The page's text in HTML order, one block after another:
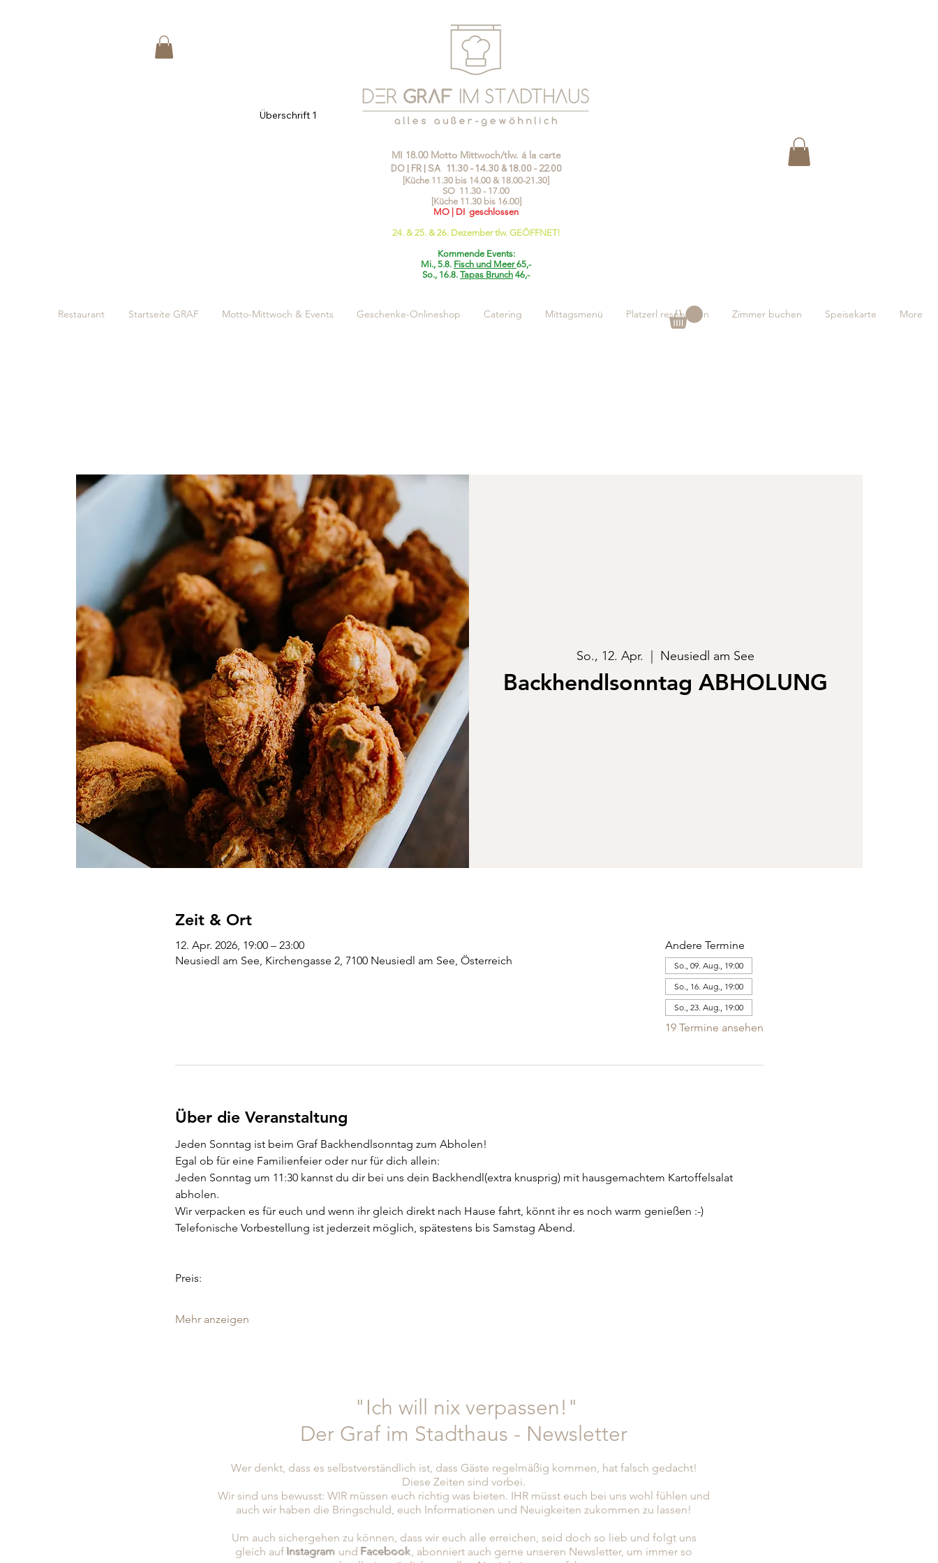
MI 18.00 Motto Mittwoch/tlw. á la carte
DO | FR | SA 11.30 - 14.30 & 18.00 - 22.00
[Küche 11.30 bis 14.00 & 18.00-21.30]
SO 11.30 - 17.00
[Küche 11.30 bis 16.00]
MO | DI geschlossen
24. & 25. & 26. Dezember tlw. GEÖFFNET!
Kommende Events:
Mi., 5.8. Fisch und Meer65,-
So., 16.8. Tapas Brunch 46,-
Überschrift 1
Restaurant Startseite GRAF Motto-Mittwoch & Events Geschenke-Onlineshop Catering Mittagsmenü Platzerl reservieren Zimmer buchen Speisekarte More
So., 12. Apr. Neusiedl am See
Backhendlsonntag ABHOLUNG
Zeit & Ort
12. Apr. 2026, 19:00 – 23:00
Neusiedl am See, Kirchengasse 2, 7100 Neusiedl am See, Österreich
Andere Termine
So., 09. Aug., 19:00
So., 16. Aug., 19:00
So., 23. Aug., 19:00
19 Termine ansehen
Über die Veranstaltung
Jeden Sonntag ist beim Graf Backhendlsonntag zum Abholen!
Egal ob für eine Familienfeier oder nur für dich allein:
Jeden Sonntag um 11:30 kannst du dir bei uns dein Backhendl(extra knusprig) mit hausgemachtem Kartoffelsalat
abholen.
Wir verpacken es für euch und wenn ihr gleich direkt nach Hause fahrt, könnt ihr es noch warm genießen :-)
Telefonische Vorbestellung ist jederzeit möglich, spätestens bis Samstag Abend.
Preis:
Mehr anzeigen
"Ich will nix verpassen!"
Der Graf im Stadthaus - Newsletter
Wer denkt, dass es selbstverständlich ist, dass Gäste regelmäßig kommen, hat falsch gedacht!
Diese Zeiten sind vorbei.
Wir sind uns bewusst: WIR müssen euch richtig was bieten. IHR müsst euch bei uns wohl fühlen und
auch wir haben die Bringschuld, euch Informationen und Neuigkeiten zukommen zu lassen!
Um auch sichergehen zu können, dass wir euch alle erreichen, seid doch so lieb und folgt uns
gleich auf Instagram und Facebook , abonniert auch gerne unseren Newsletter, um immer so